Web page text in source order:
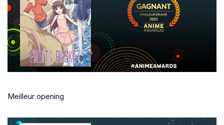
Meilleur opening